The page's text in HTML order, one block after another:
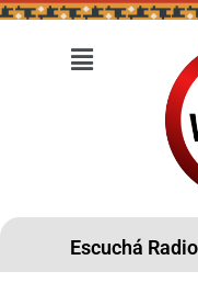
Escuchá